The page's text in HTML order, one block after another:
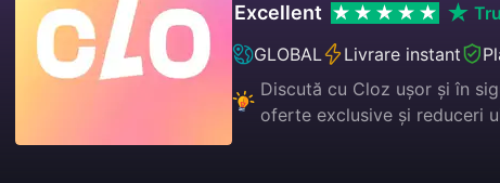
Excellent
GLOBAL
Livrare instant
Discută cu Cloz ușor și în
oferte exclusive și reduceri